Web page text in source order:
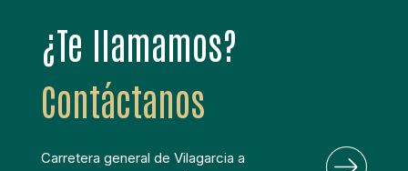
¿Te llamamos?
Contáctanos
Carretera general de Vilagarcia a